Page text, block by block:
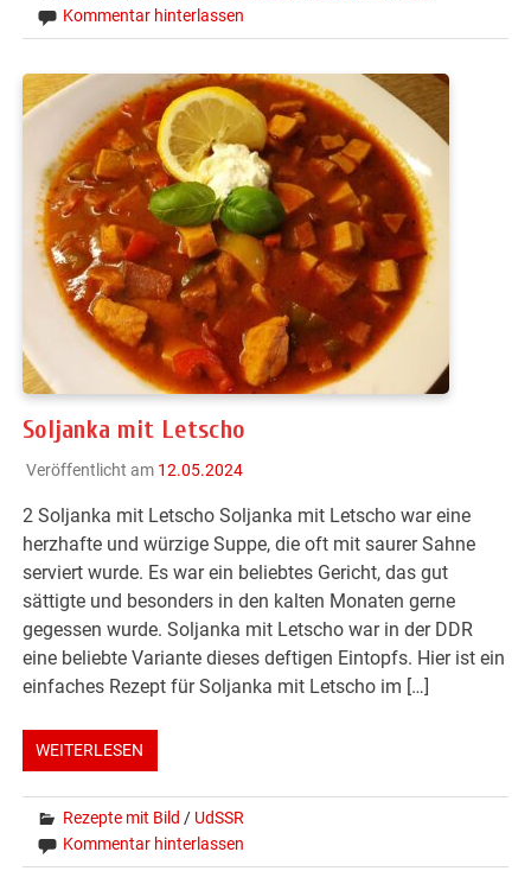
Kommentar hinterlassen
Soljanka mit Letscho
Veröffentlicht am 12.05.2024
2 Soljanka mit Letscho Soljanka mit Letscho war eine
herzhafte und würzige Suppe, die oft mit saurer Sahne
serviert wurde. Es war ein beliebtes Gericht, das gut
sättigte und besonders in den kalten Monaten gerne
gegessen wurde. Soljanka mit Letscho war in der DDR
eine beliebte Variante dieses deftigen Eintopfs. Hier ist ein
einfaches Rezept für Soljanka mit Letscho im […]
WEITERLESEN
Rezepte mit Bild / UdSSR
Kommentar hinterlassen